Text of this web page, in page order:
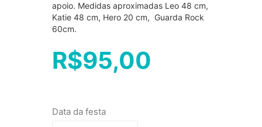
apoio. Medidas aproximadas Leo 48 cm,
Katie 48 cm, Hero 20 cm, Guarda Rock
60cm.
R$95,00
Data da festa